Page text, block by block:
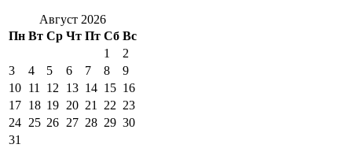
Август 2026
Пн Вт Ср Чт Пт Сб Вс
1
2
3
4 5 6 7 8
9
10 11 12 13 14 15 16
17 18 19 20 21 22 23
24 25 26 27 28 29 30
31